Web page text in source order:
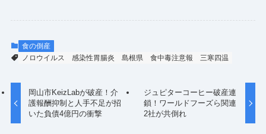
食の倒産
ノロウイルス
感染性胃腸炎 島根県 食中毒注意報 三寒四温
岡山市KeizLabが破産！介
護報酬抑制と人手不足が招
いた負債4億円の衝撃
ジュピターコーヒー破産連
鎖！ワールドフーズら関連
2社が共倒れ